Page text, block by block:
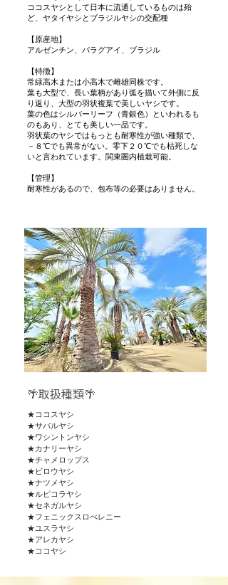
ココスヤシとして日本に流通しているものは殆
ど、ヤタイヤシとブラジルヤシの交配種
【原産地】
アルゼンチン、パラグアイ、ブラジル
【特徴】
常緑高木または小高木で雌雄同株です。
葉も大型で、長い葉柄があり弧を描いて外側に反
り返り、大型の羽状複葉で美しいヤシです。
葉の色はシルバーリーフ（青銀色）といわれるも
のもあり、とても美しい一品です。
羽状葉のヤシではもっとも耐寒性が強い種類で、
－８℃でも異常がない。零下２０℃でも枯死しな
いと言われています。 関東圏内植栽可能。
【管理】
耐寒性があるので、包布等の必要はありません。
🌴取扱種類🌴
★ココスヤシ
★サバルヤシ
★ワシントンヤシ
★カナリーヤシ
★チャメロップス
★ビロウヤシ
​★ナツメヤシ
★ルピコラヤシ
​★セネガルヤシ
★フェニックスロべレニー
★ユスラヤシ
★アレカヤシ
​★ココヤシ